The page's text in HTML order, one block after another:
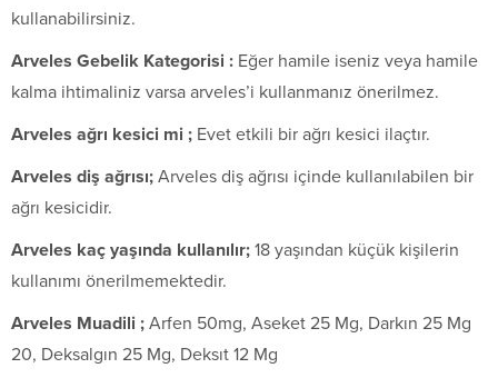
kullanabilirsiniz.
Arveles Gebelik Kategorisi : Eğer hamile iseniz veya hamile
kalma ihtimaliniz varsa arveles’i kullanmanız önerilmez.
Arveles ağrı kesici mi ; Evet etkili bir ağrı kesici ilaçtır.
Arveles diş ağrısı; Arveles diş ağrısı içinde kullanılabilen bir
ağrı kesicidir.
Arveles kaç yaşında kullanılır; 18 yaşından küçük kişilerin
kullanımı önerilmemektedir.
Arveles Muadili ; Arfen 50mg, Aseket 25 Mg, Darkın 25 Mg
20, Deksalgın 25 Mg, Deksıt 12 Mg